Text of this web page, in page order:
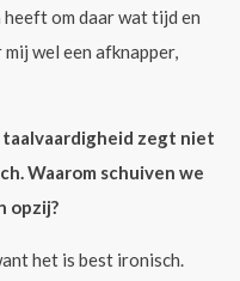
om daar wat tijd en
wel een afknapper,
zegt niet
Waarom schuiven we
opzij?
het is best ironisch.